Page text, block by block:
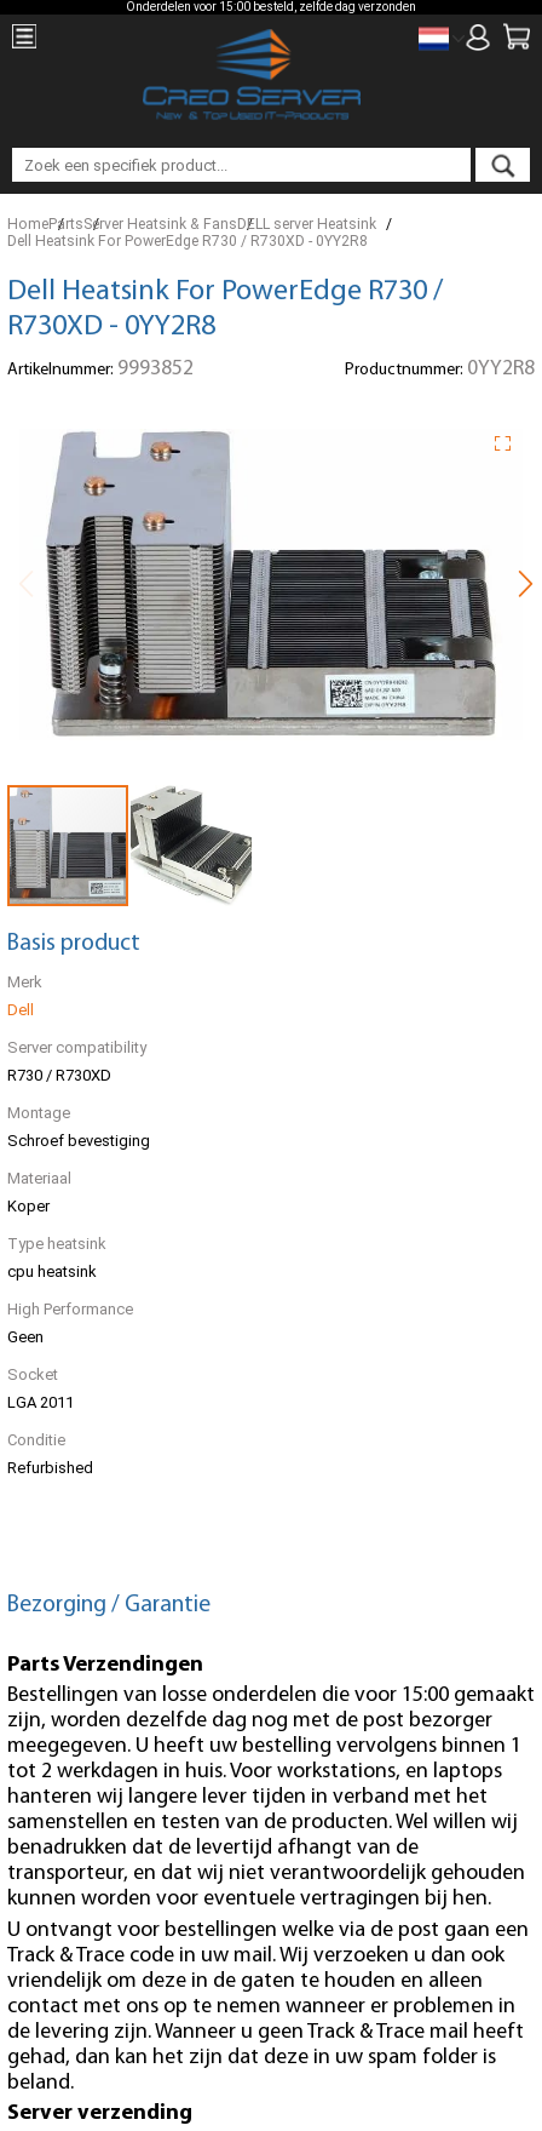
Onderdelen voor 15:00 besteld, zelfde dag verzonden
HomePartsServer Heatsink & FansDELL server Heatsink
Dell Heatsink For PowerEdge R730 / R730XD - 0YY2R8
Dell Heatsink For PowerEdge R730 /
R730XD - 0YY2R8
Artikelnummer: 9993852 Productnummer: 0YY2R8
Basis product
Merk
Dell
Server compatibility
R730 / R730XD
Montage
Schroef bevestiging
Materiaal
Koper
Type heatsink
cpu heatsink
High Performance
Geen
Socket
LGA 2011
Conditie
Refurbished
Bezorging / Garantie
Parts Verzendingen
Bestellingen van losse onderdelen die voor 15:00 gemaakt
zijn, worden dezelfde dag nog met de post bezorger
meegegeven. U heeft uw bestelling vervolgens binnen 1
tot 2 werkdagen in huis. Voor workstations, en laptops
hanteren wij langere lever tijden in verband met het
samenstellen en testen van de producten. Wel willen wij
benadrukken dat de levertijd afhangt van de
transporteur, en dat wij niet verantwoordelijk gehouden
kunnen worden voor eventuele vertragingen bij hen.
U ontvangt voor bestellingen welke via de post gaan een
Track & Trace code in uw mail. Wij verzoeken u dan ook
vriendelijk om deze in de gaten te houden en alleen
contact met ons op te nemen wanneer er problemen in
de levering zijn. Wanneer u geen Track & Trace mail heeft
gehad, dan kan het zijn dat deze in uw spam folder is
beland.
Server verzending